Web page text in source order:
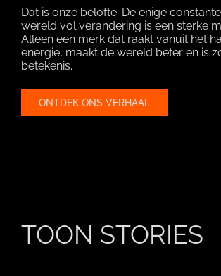
Dat is onze belofte. De enige
wereld vol verandering is een sterke
Alleen een merk dat raakt vanuit het
energie, maakt de wereld beter en is
betekenis.
ONTDEK ONS VERHAAL
TOON STORIES